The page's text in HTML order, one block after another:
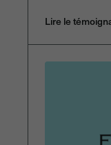
Lire le